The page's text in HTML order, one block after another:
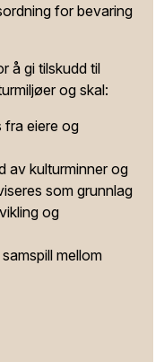
for bevaring
å gi tilskudd til
og skal:
fra eiere og
av kulturminner og
som grunnlag
og
mellom